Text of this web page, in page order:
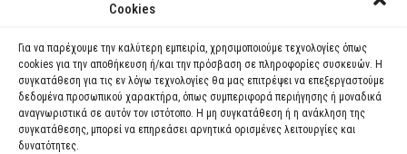
Cookies
Για να παρέχουμε την καλύτερη εμπειρία, χρησιμοποιούμε τεχνολογίες όπως
cookies για την αποθήκευση ή/και την πρόσβαση σε πληροφορίες συσκευών. Η
συγκατάθεση για τις εν λόγω τεχνολογίες θα μας επιτρέψει να επεξεργαστούμε
δεδομένα προσωπικού χαρακτήρα, όπως συμπεριφορά περιήγησης ή μοναδικά
αναγνωριστικά σε αυτόν τον ιστότοπο. Η μη συγκατάθεση ή η ανάκληση της
συγκατάθεσης, μπορεί να επηρεάσει αρνητικά ορισμένες λειτουργίες και
δυνατότητες.